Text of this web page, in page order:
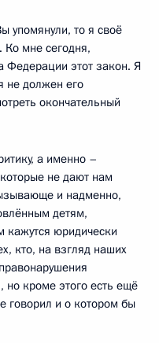
упомянули, то я своё
Ко мне сегодня,
Федерации этот закон. Я
не должен его
окончательный
а именно –
не дают нам
и надменно,
детям,
юридически
кто, на взгляд наших
но кроме этого есть ещё
говорил и о котором бы